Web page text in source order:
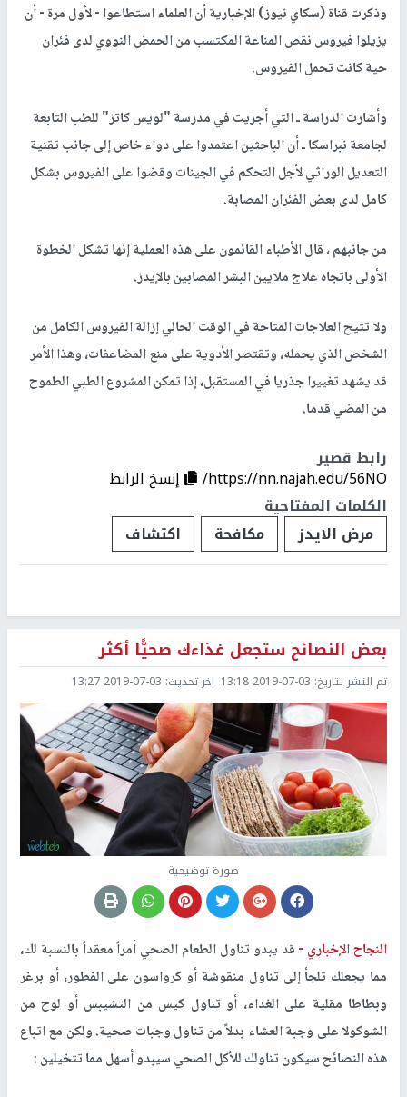
وذكرت قناة (سكاي نيوز) الإخبارية أن العلماء استطاعوا - لأول مرة - أن
يزيلوا فيروس نقص المناعة المكتسب من الحمض النووي لدى فئران
حية كانت تحمل الفيروس.
وأشارت الدراسة ـ التي أجريت في مدرسة "لويس كاتز" للطب التابعة
لجامعة نبراسكا ـ أن الباحثين اعتمدوا على دواء خاص إلى جانب تقنية
التعديل الوراثي لأجل التحكم في الجينات وقضوا على الفيروس بشكل
كامل لدى بعض الفئران المصابة.
من جانبهم ، قال الأطباء القائمون على هذه العملية إنها تشكل الخطوة
الأولى باتجاه علاج ملايين البشر المصابين بالإيدز.
ولا تتيح العلاجات المتاحة في الوقت الحالي إزالة الفيروس الكامل من
الشخص الذي يحمله، وتقتصر الأدوية على منع المضاعفات، وهذا الأمر
قد يشهد تغييرا جذريا في المستقبل، إذا تمكن المشروع الطبي الطموح
من المضي قدما.
رابط قصير
https://nn.najah.edu/56NO/
إنسخ الرابط
الكلمات المفتاحية
مرض الايدز
مكافحة اكتشاف
بعض النصائح ستجعل غذاءك صحيًّا أكثر
تم النشر بتاريخ: 2019-07-03 13:18 اخر تحديث: 2019-07-03 13:27
صورة توضيحية
النجاح الإخباري -قد يبدو تناول الطعام الصحي أمراً معقداً بالنسبة لك،
مما يجعلك تلجأ إلى تناول منقوشة أو كرواسون على الفطور، أو برغر
وبطاطا مقلية على الغداء، أو تناول كيس من التشيبس أو لوح من
الشوكولا على وجبة العشاء بدلاً من تناول وجبات صحية. ولكن مع اتباع
هذه النصائح سيكون تناولك للأكل الصحي سيبدو أسهل مما تتخيلين :